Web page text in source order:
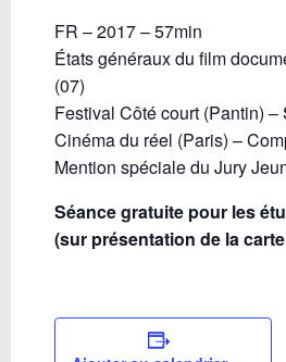
FR – 2017 – 57min
États généraux du film
(07)
Festival Côté court (Pantin)
Cinéma du réel (Paris) –
Mention spéciale du Jury
Séance gratuite pour les
(sur présentation de la